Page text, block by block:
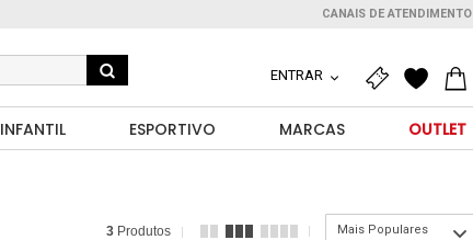
CANAIS DE ATENDIMENTO
ENTRAR
INFANTIL ESPORTIVO MARCAS OUTLET
3 Produtos Mais Populares